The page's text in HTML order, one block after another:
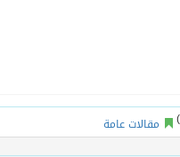
مقالات عامة